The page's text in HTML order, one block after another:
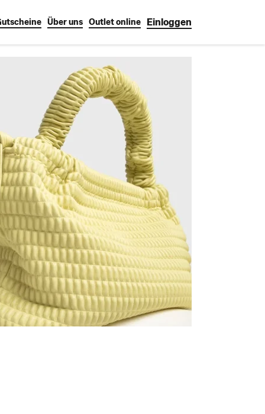
Über uns Outlet online Einloggen